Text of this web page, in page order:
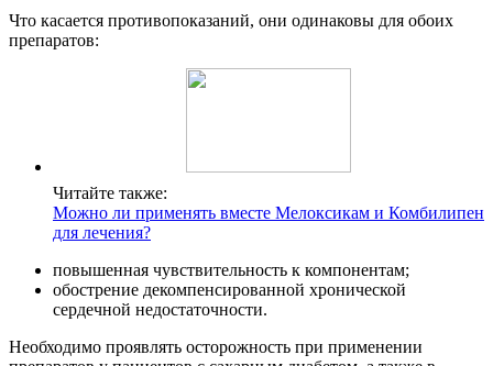
Что касается противопоказаний, они одинаковы для обоих
препаратов:
Читайте также:
Можно ли применять вместе Мелоксикам и Комбилипен
для лечения?
повышенная чувствительность к компонентам;
обострение декомпенсированной хронической
сердечной недостаточности.
Необходимо проявлять осторожность при применении